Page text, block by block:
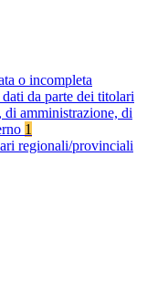
o incompleta
da parte dei titolari
amministrazione, di
1
regionali/provinciali